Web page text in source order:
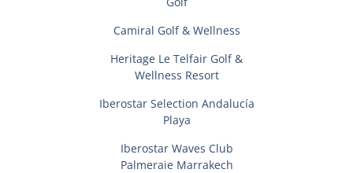
Camiral Golf & Wellness
Heritage Le Telfair Golf &
Wellness Resort
Iberostar Selection Andalucí­a
Playa
Iberostar Waves Club
Palmeraie Marrakech